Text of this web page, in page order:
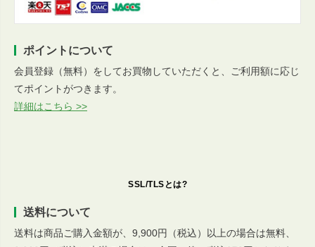
ポイントについて
会員登録（無料）をしてお買物していただくと、ご利用額に応じ
てポイントがつきます。
詳細はこちら >>
SSL/TLSとは?
送料について
送料は商品ご購入金額が、9,900円（税込）以上の場合は無料、